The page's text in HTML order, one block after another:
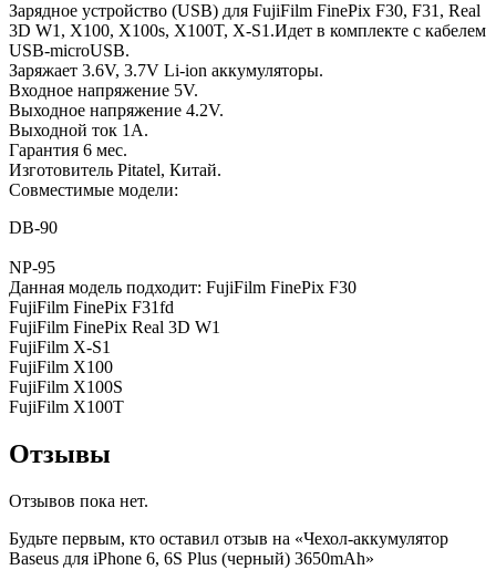
Зарядное устройство (USB) для FujiFilm FinePix F30, F31, Real
3D W1, X100, X100s, X100T, X-S1.Идет в комплекте с кабелем
USB-microUSB.
Заряжает 3.6V, 3.7V Li-ion аккумуляторы.
Входное напряжение 5V.
Выходное напряжение 4.2V.
Выходной ток 1А.
Гарантия 6 мес.
Изготовитель Pitatel, Китай.
Совместимые модели:
DB-90
NP-95
Данная модель подходит: FujiFilm FinePix F30
FujiFilm FinePix F31fd
FujiFilm FinePix Real 3D W1
FujiFilm X-S1
FujiFilm X100
FujiFilm X100S
FujiFilm X100T
Отзывы
Отзывов пока нет.
Будьте первым, кто оставил отзыв на «Чехол-аккумулятор
Baseus для iPhone 6, 6S Plus (черный) 3650mAh»